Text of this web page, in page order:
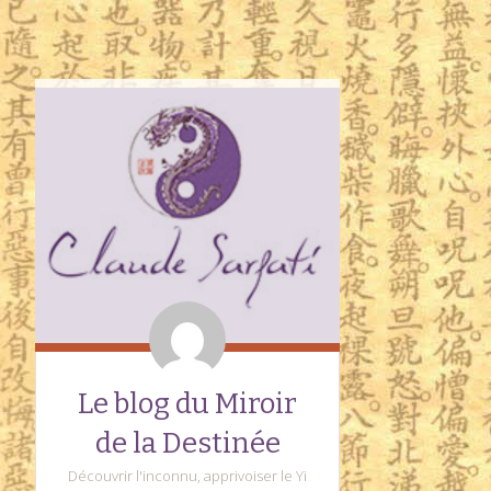
Le blog du Miroir
de la Destinée
Découvrir l'inconnu, apprivoiser le Yi